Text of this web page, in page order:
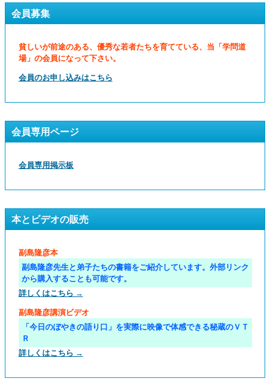
会員募集
貧しいが前途のある、優秀な若者たちを育てている、当「学問道
場」の会員になって下さい。
会員のお申し込みはこちら
会員専用ページ
会員専用掲示板
本とビデオの販売
副島隆彦本
副島隆彦先生と弟子たちの書籍をご紹介しています。外部リンク
から購入することも可能です。
詳しくはこちら →
副島隆彦講演ビデオ
「今日のぼやきの語り口」を実際に映像で体感できる秘蔵のＶＴ
Ｒ
詳しくはこちら →